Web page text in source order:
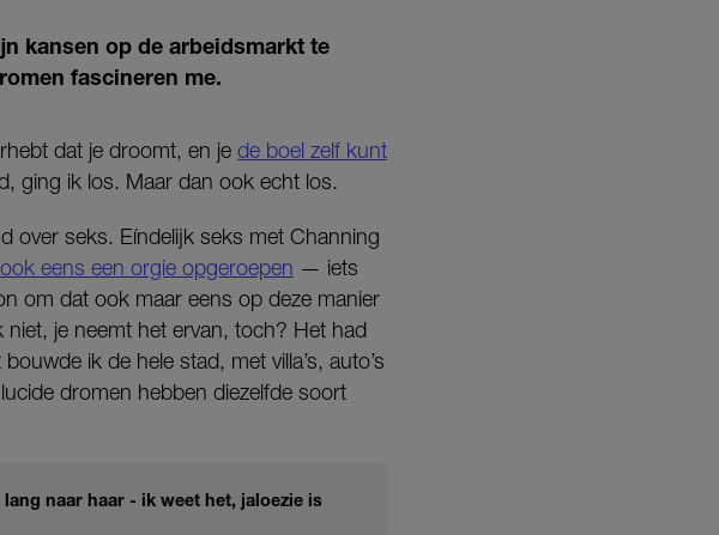
kansen op de arbeidsmarkt te
fascineren me.
dat je droomt, en je de boel zelf kunt
ging ik los. Maar dan ook echt los.
over seks. Eíndelijk seks met Channing
eens een orgie opgeroepen — iets
om dat ook maar eens op deze manier
je neemt het ervan, toch? Het had
ik de hele stad, met villa’s, auto’s
dromen hebben diezelfde soort
naar haar - ik weet het, jaloezie is